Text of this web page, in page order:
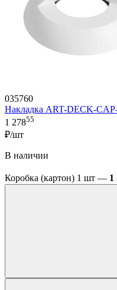
035760
Накладка ART-DECK-
1 27855
₽/шт
В наличии
Коробка (картон) 1 шт — 1